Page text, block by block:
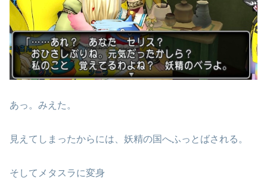
あっ。みえた。
見えてしまったからには、妖精の国へふっとばされる。
そしてメタスラに変身